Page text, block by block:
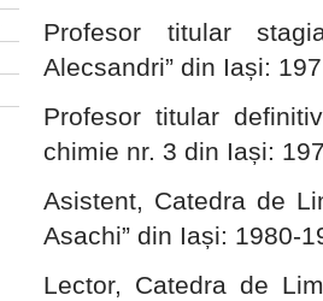
Profesor titular
Alecsandri” din Iași:
Profesor titular
chimie nr. 3 din Iași:
Asistent, Catedra de
Asachi” din Iași: 1980-
Lector, Catedra de